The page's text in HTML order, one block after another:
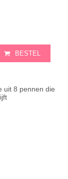
BESTEL
uit 8 pennen die